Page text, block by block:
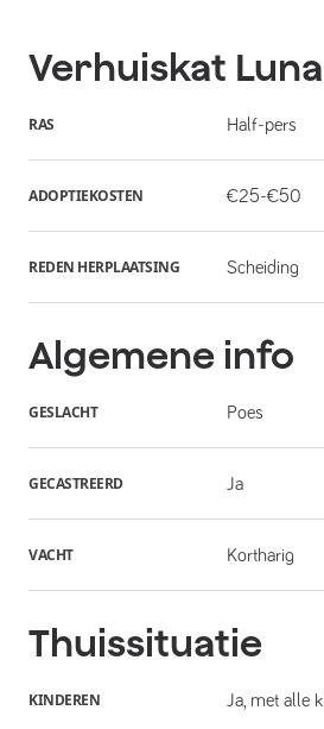
Verhuiskat Luna
RAS Half-pers
ADOPTIEKOSTEN €25-€50
REDEN HERPLAATSING Scheiding
Algemene info
GESLACHT Poes
GECASTREERD Ja
VACHT Kortharig
Thuissituatie
KINDEREN Ja, met alle